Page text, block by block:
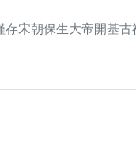
宋朝保生大帝開基